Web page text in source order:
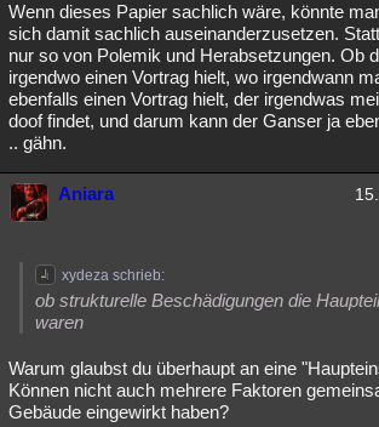
Wenn dieses Papier sachlich wäre, könnte
sich damit sachlich auseinanderzusetzen.
nur so von Polemik und Herabsetzungen. Ob
irgendwo einen Vortrag hielt, wo irgendwann
ebenfalls einen Vortrag hielt, der irgendwas
doof findet, und darum kann der Ganser ja
.. gähn.
Aniara
xydeza schrieb:
ob strukturelle Beschädigungen die
waren
Warum glaubst du überhaupt an eine
Können nicht auch mehrere Faktoren
Gebäude eingewirkt haben?